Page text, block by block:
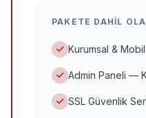
PAKETE DAHIL
Kurumsal &
Admin Paneli —
SSL Güvenlik